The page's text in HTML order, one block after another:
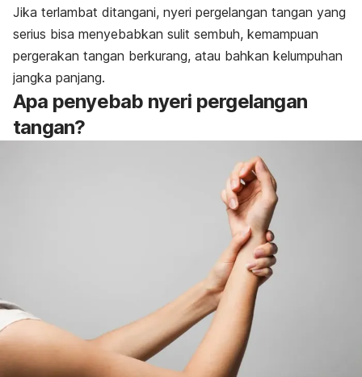
Jika terlambat ditangani, nyeri pergelangan tangan yang
serius bisa menyebabkan sulit sembuh, kemampuan
pergerakan tangan berkurang, atau bahkan kelumpuhan
jangka panjang.
Apa penyebab nyeri pergelangan
tangan?